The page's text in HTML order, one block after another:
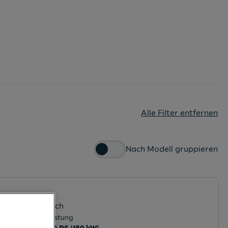
Alle Filter entfernen
Nach Modell gruppieren
Niederösterreich
Leistung